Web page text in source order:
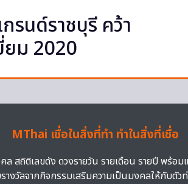
รนด์ราชบุรี คว้า
ยม 2020
MThai เชื่อในสิ่งที่ทำ ทำในสิ่งที่เชื่อ
ล สถิติเลขดัง ดวงรายวัน รายเดือน รายปี พร้อม
างวัลจากกิจกรรมเสริมความเป็นมงคลให้กับตัว